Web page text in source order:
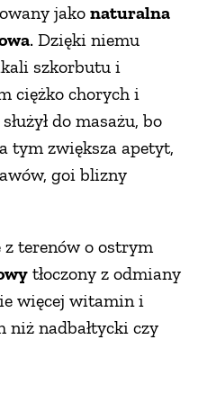
jako naturalna
. Dzięki niemu
szkorbutu i
ciężko chorych i
do masażu, bo
tym zwiększa apetyt,
goi blizny
z terenów o ostrym
tłoczony z odmiany
więcej witamin i
niż nadbałtycki czy